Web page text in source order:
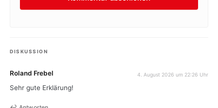
DISKUSSION
Roland Frebel 4. August 2026 um 22:26 Uhr
Sehr gute Erklärung!